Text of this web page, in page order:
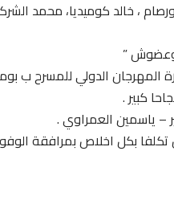
، خالد كوميديا، محمد
”
المهرجان الدولي للمسرح
كبير .
– ياسمين العمراوي .
بكل اخلاص بمرافقة